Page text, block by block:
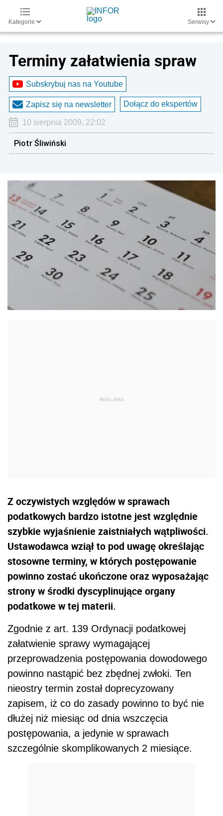
Kategorie Serwisy
Terminy załatwienia spraw
Subskrybuj nas na Youtube
Zapisz się na newsletter Dołącz do ekspertów
10 sierpnia 2009, 22:02
Piotr Śliwiński
Z oczywistych względów w sprawach
podatkowych bardzo istotne jest względnie
szybkie wyjaśnienie zaistniałych wątpliwości.
Ustawodawca wziął to pod uwagę określając
stosowne terminy, w których postępowanie
powinno zostać ukończone oraz wyposażając
strony w środki dyscyplinujące organy
podatkowe w tej materii.
Zgodnie z art. 139 Ordynacji podatkowej
załatwienie sprawy wymagającej
przeprowadzenia postępowania dowodowego
powinno nastąpić bez zbędnej zwłoki. Ten
nieostry termin został doprecyzowany
zapisem, iż co do zasady powinno to być nie
dłużej niż miesiąc od dnia wszczęcia
postępowania, a jedynie w sprawach
szczególnie skomplikowanych 2 miesiące.